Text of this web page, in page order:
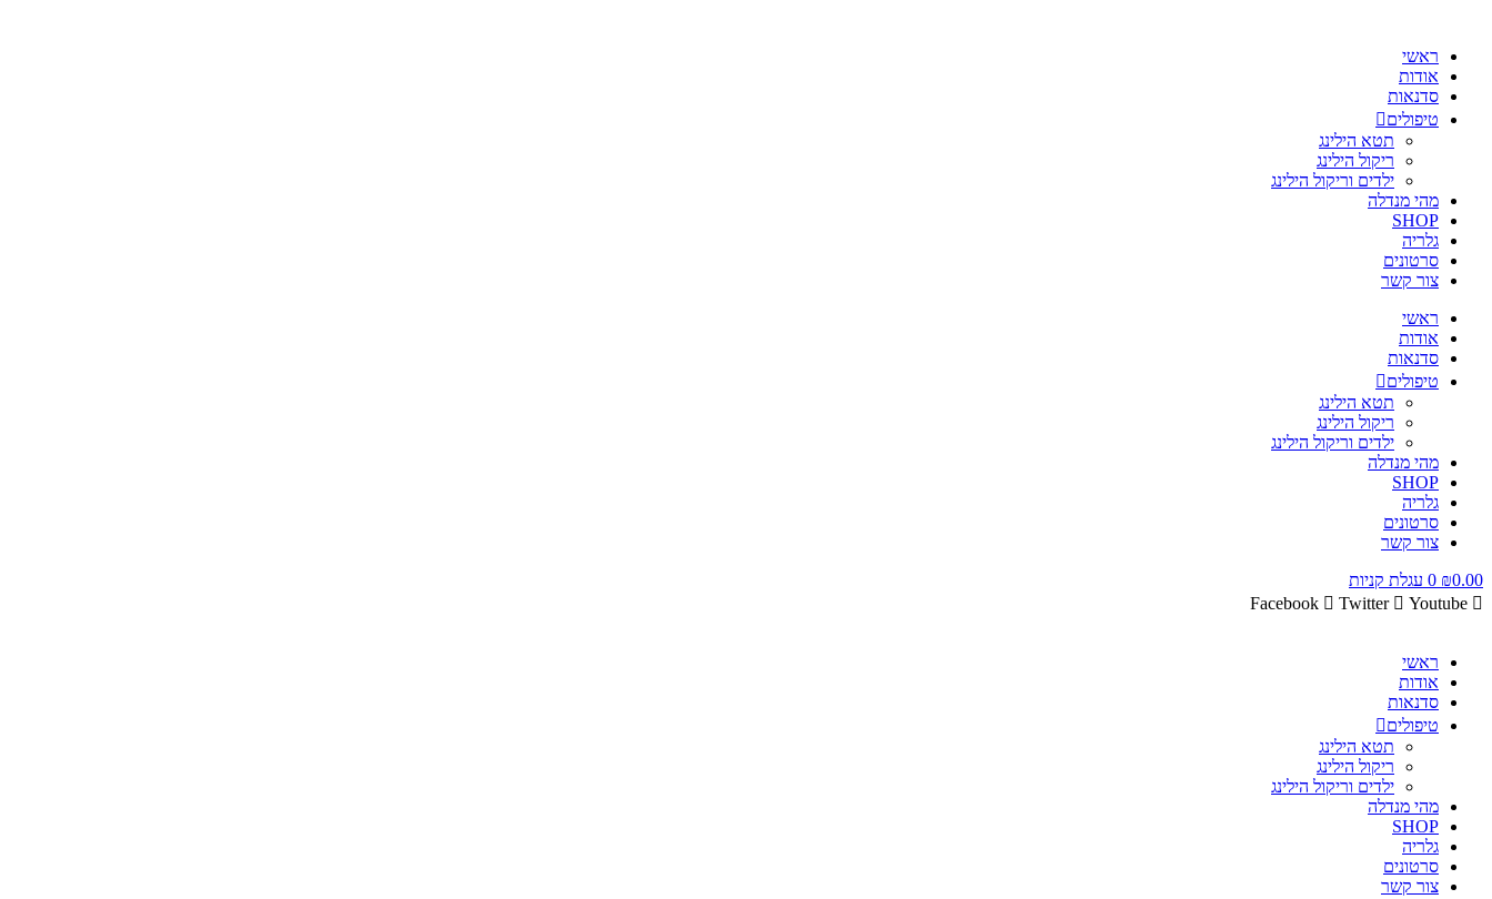
ראשי
אודות
סדנאות
טיפולים
תטא הילינג
ריקול הילינג
ילדים וריקול הילינג
מהי מנדלה
SHOP
גלריה
סרטונים
צור קשר
ראשי
אודות
סדנאות
טיפולים
תטא הילינג
ריקול הילינג
ילדים וריקול הילינג
מהי מנדלה
SHOP
גלריה
סרטונים
צור קשר
₪0.00
0 עגלת קניות
Facebook
Twitter Youtube
ראשי
אודות
סדנאות
טיפולים
תטא הילינג
ריקול הילינג
ילדים וריקול הילינג
מהי מנדלה
SHOP
גלריה
סרטונים
צור קשר